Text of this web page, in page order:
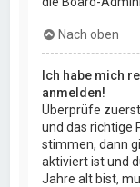
Nach oben
Ich habe mich
anmelden!
Überprüfe
und das richtige
stimmen, dann
aktiviert ist und
Jahre alt bist,